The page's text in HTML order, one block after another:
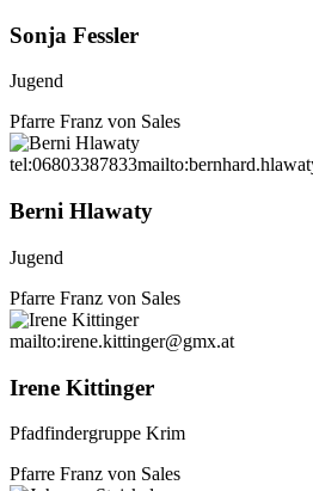
Sonja Fessler
Jugend
Pfarre Franz von Sales
tel:06803387833
Berni Hlawaty
Jugend
Pfarre Franz von Sales
mailto:irene.kittinger@gmx.at
Irene Kittinger
Pfadfindergruppe Krim
Pfarre Franz von Sales